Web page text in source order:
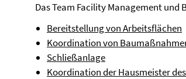
Das Team Facility Management und
Bereitstellung von Arbeitsflächen
Koordination von
Schließanlage
Koordination der Hausmeister des